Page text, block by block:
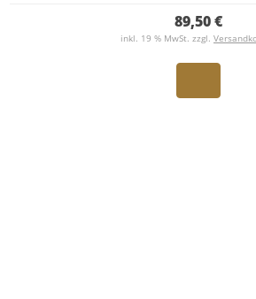
89,50 €
inkl. 19 % MwSt. zzgl.